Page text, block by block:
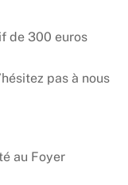
de 300 euros
pas à nous
au Foyer